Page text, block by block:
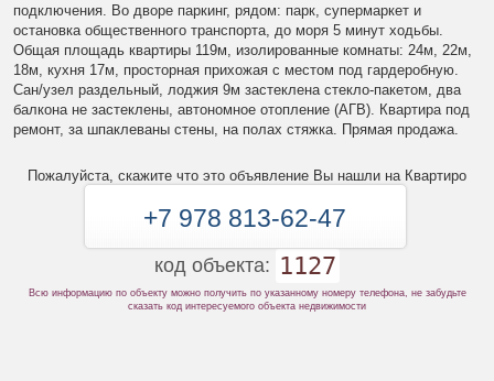
подключения. Во дворе паркинг, рядом: парк, супермаркет и
остановка общественного транспорта, до моря 5 минут ходьбы.
Общая площадь квартиры 119м, изолированные комнаты: 24м, 22м,
18м, кухня 17м, просторная прихожая с местом под гардеробную.
Сан/узел раздельный, лоджия 9м застеклена стекло-пакетом, два
балкона не застеклены, автономное отопление (АГВ). Квартира под
ремонт, за шпаклеваны стены, на полах стяжка. Прямая продажа.
Пожалуйста, скажите что это объявление Вы нашли на Квартиро
+7 978 813-62-47
код объекта: 1127
Всю информацию по объекту можно получить по указанному номеру телефона, не забудьте
сказать код интересуемого объекта недвижимости